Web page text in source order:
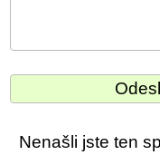
Nenašli jste ten